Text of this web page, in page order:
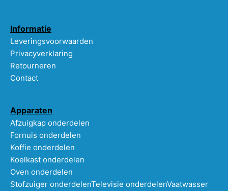
Informatie
Leveringsvoorwaarden
Privacyverklaring
Retourneren
Contact
Apparaten
Afzuigkap onderdelen
Fornuis onderdelen
Koffie onderdelen
Koelkast onderdelen
Oven onderdelen
Stofzuiger onderdelenTelevisie onderdelenVaatwasser